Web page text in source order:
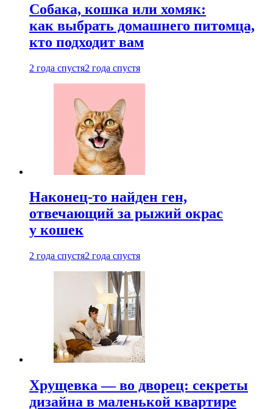
Собака, кошка или хомяк:
как выбрать домашнего питомца,
кто подходит вам
2 года спустя2 года спустя
Наконец-то найден ген,
отвечающий за рыжий окрас
у кошек
2 года спустя2 года спустя
Хрущевка — во дворец: секреты
дизайна в маленькой квартире